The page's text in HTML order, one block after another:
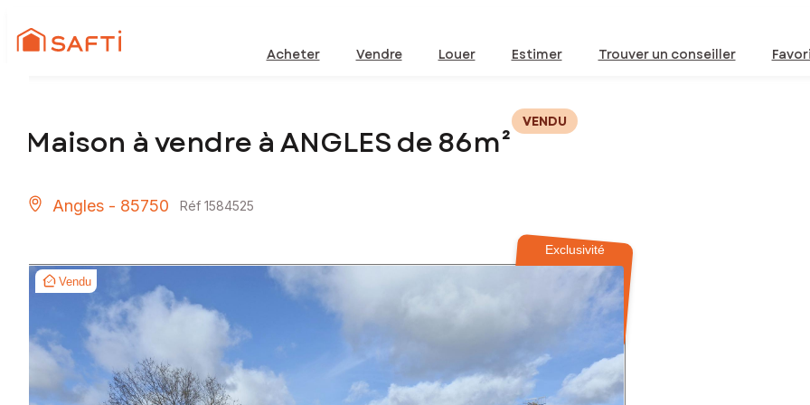
Acheter Vendre Louer Estimer Trouver un conseiller
Maison à vendre à ANGLES de 86m²
VENDU
Angles - 85750 Réf 1584525
Exclusivité
Vendu